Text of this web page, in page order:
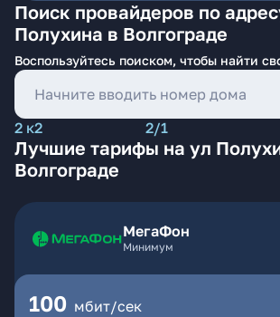
Поиск провайдеров по
Полухина в Волгограде
Воспользуйтесь поиском, чтобы найти
2 к2 2/1
Лучшие тарифы на ул
Волгограде
МегаФон
Минимум
100 мбит/сек